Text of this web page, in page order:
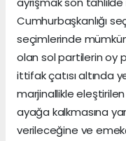
Cumhurbaşkanlığı
seçimlerinde
olan sol partilerin oy
ittifak çatısı altında
marjinallikle
ayağa kalkmasına
verileceğine ve